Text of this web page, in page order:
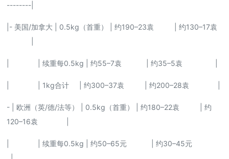
--------|
|- 美国/加拿大 | 0.5kg（首重） | 约190–23袁 | 约130–17袁
| | 续重每0.5kg | 约55–7袁 | 约35–5袁 |
| | 1kg合计 | 约300–37袁 | 约200–28袁 |
- | 欧洲（英/德/法等） | 0.5kg（首重） | 约180–22袁 | 约
120–16袁 |
| | 续重每0.5kg | 约50–65元 | 约30–45元